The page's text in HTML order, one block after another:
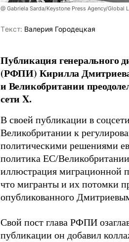
@ Gabriela Sarda/Keystone Press Agency/Global
Tекст: Валерия Городецкая
Публикация генерального
(РФПИ) Кирилла Дмитриева
и Великобритании
сети X.
В своей публикации в
Великобритании к
политическими решениями
политика ЕС/
иллюстрация миграционной
что мигранты и их потомки
опубликованного
Свой пост глава РФПИ
публикации он добавил